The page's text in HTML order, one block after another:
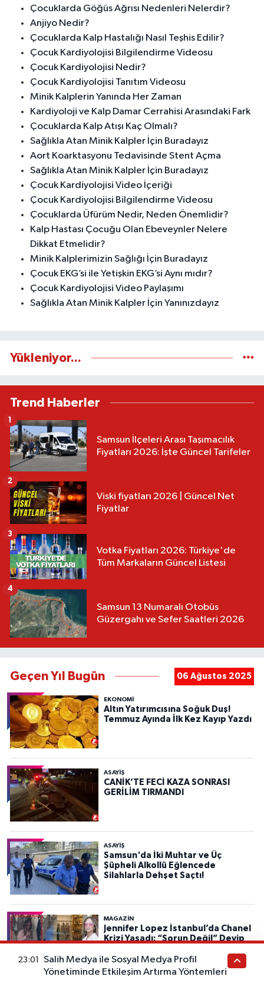
Çocuklarda Göğüs Ağrısı Nedenleri Nelerdir?
Anjiyo Nedir?
Çocuklarda Kalp Hastalığı Nasıl Teşhis Edilir?
Çocuk Kardiyolojisi Bilgilendirme Videosu
Çocuk Kardiyolojisi Nedir?
Çocuk Kardiyolojisi Tanıtım Videosu
Minik Kalplerin Yanında Her Zaman
Kardiyoloji ve Kalp Damar Cerrahisi Arasındaki Fark
Çocuklarda Kalp Atışı Kaç Olmalı?
Sağlıkla Atan Minik Kalpler İçin Buradayız
Aort Koarktasyonu Tedavisinde Stent Açma
Sağlıkla Atan Minik Kalpler İçin Buradayız
Çocuk Kardiyolojisi Video İçeriği
Çocuk Kardiyolojisi Bilgilendirme Videosu
Çocuklarda Üfürüm Nedir, Neden Önemlidir?
Kalp Hastası Çocuğu Olan Ebeveynler Nelere
Dikkat Etmelidir?
Minik Kalplerimizin Sağlığı İçin Buradayız
Çocuk EKG’si ile Yetişkin EKG’si Aynı mıdır?
Çocuk Kardiyolojisi Video Paylaşımı
Sağlıkla Atan Minik Kalpler İçin Yanınızdayız
Yükleniyor...
Trend Haberler
Samsun İlçeleri Arası Taşımacılık
Fiyatları 2026: İşte Güncel Tarifeler
1
Viski fiyatları 2026 | Güncel Net
Fiyatlar
2
Votka Fiyatları 2026: Türkiye'de
Tüm Markaların Güncel Listesi
3
Samsun 13 Numaralı Otobüs
Güzergahı ve Sefer Saatleri 2026
4
Geçen Yıl Bugün 06 Ağustos 2025
EKONOMİ
Altın Yatırımcısına Soğuk Duş!
Temmuz Ayında İlk Kez Kayıp Yazdı
ASAYIŞ
CANİK’TE FECİ KAZA SONRASI
GERİLİM TIRMANDI
ASAYIŞ
Samsun'da İki Muhtar ve Üç
Şüpheli Alkollü Eğlencede
Silahlarla Dehşet Saçtı!
MAGAZİN
Jennifer Lopez İstanbul’da Chanel
Krizi Yaşadı: “Sorun Değil” Deyip
23:01
Salih Medya ile Sosyal Medya Profil
Yönetiminde Etkileşim Artırma Yöntemleri